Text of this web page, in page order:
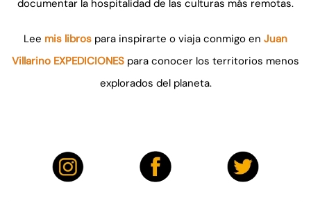
documentar la hospitalidad de las culturas más remotas.
Lee mis libros para inspirarte o viaja conmigo en Juan
Villarino EXPEDICIONES para conocer los territorios menos
explorados del planeta.